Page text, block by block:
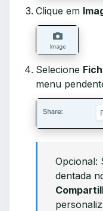
Clique em
Selecione
menu
Opcional:
dentada